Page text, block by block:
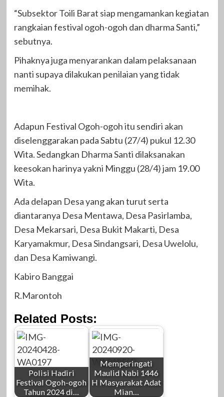
“Subsektor Toili Barat siap mengamankan kegiatan
rangkaian festival ogoh-ogoh dan dharma Santi,”
sebutnya.
Pihaknya juga menyarankan dalam pelaksanaan
nanti supaya dilakukan penilaian yang tidak
memihak.
Adapun Festival Ogoh-ogoh itu sendiri akan
diselenggarakan pada Sabtu (27/4) pukul 12.30
Wita. Sedangkan Dharma Santi dilaksanakan
keesokan harinya yakni Minggu (28/4) jam 19.00
Wita.
Ada delapan Desa yang akan turut serta
diantaranya Desa Mentawa, Desa Pasirlamba,
Desa Mekarsari, Desa Bukit Makarti, Desa
Karyamakmur, Desa Sindangsari, Desa Uwelolu,
dan Desa Kamiwangi.
Kabiro Banggai
R.Marontoh
Related Posts:
Polisi Hadiri
Festival Ogoh-ogoh
Tahun 2024 di…
Memperingati
Maulid Nabi 1446
H Masyarakat Adat
Mian…